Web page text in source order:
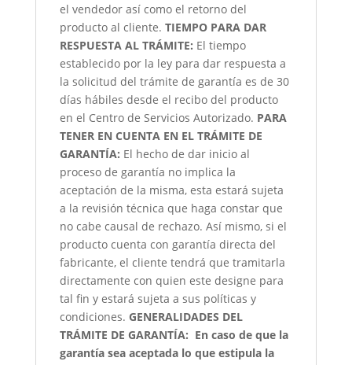
el vendedor así como el retorno del
producto al cliente. TIEMPO PARA DAR
RESPUESTA AL TRÁMITE: El tiempo
establecido por la ley para dar respuesta a
la solicitud del trámite de garantía es de 30
días hábiles desde el recibo del producto
en el Centro de Servicios Autorizado. PARA
TENER EN CUENTA EN EL TRÁMITE DE
GARANTÍA: El hecho de dar inicio al
proceso de garantía no implica la
aceptación de la misma, esta estará sujeta
a la revisión técnica que haga constar que
no cabe causal de rechazo. Así mismo, si el
producto cuenta con garantía directa del
fabricante, el cliente tendrá que tramitarla
directamente con quien este designe para
tal fin y estará sujeta a sus políticas y
condiciones. GENERALIDADES DEL
TRÁMITE DE GARANTÍA: En caso de que la
garantía sea aceptada lo que estipula la